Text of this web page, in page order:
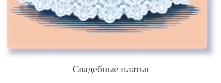
Свадебные платья